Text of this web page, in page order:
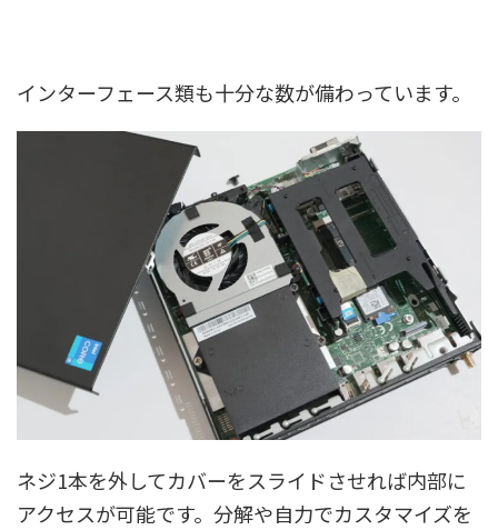
インターフェース類も十分な数が備わっています。
ネジ1本を外してカバーをスライドさせれば内部に
アクセスが可能です。分解や自力でカスタマイズを